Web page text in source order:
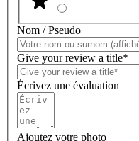
Nom / Pseudo
Give your review a title*
Écrivez une évaluation
Ajoutez votre photo